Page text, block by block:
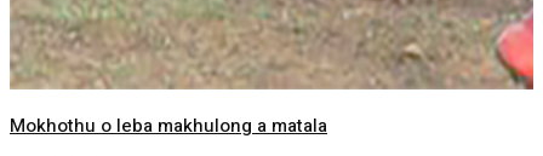
Mokhothu o leba makhulong a matala